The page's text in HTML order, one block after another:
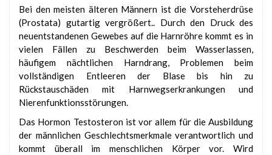
Bei den meisten älteren Männern ist die Vorsteherdrüse
(Prostata) gutartig vergrößert.. Durch den Druck des
neuentstandenen Gewebes auf die Harnröhre kommt es in
vielen Fällen zu Beschwerden beim Wasserlassen,
häufigem nächtlichen Harndrang, Problemen beim
vollständigen Entleeren der Blase bis hin zu
Rückstauschäden mit Harnwegserkrankungen und
Nierenfunktionsstörungen.
Das Hormon Testosteron ist vor allem für die Ausbildung
der männlichen Geschlechtsmerkmale verantwortlich und
kommt überall im menschlichen Körper vor. Wird